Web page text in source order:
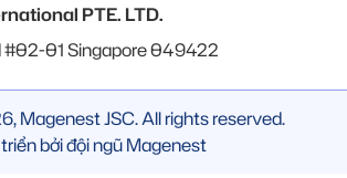
PTE. LTD.
#02-01 Singapore 049422
Magenest JSC. All rights reserved.
bởi đội ngũ Magenest